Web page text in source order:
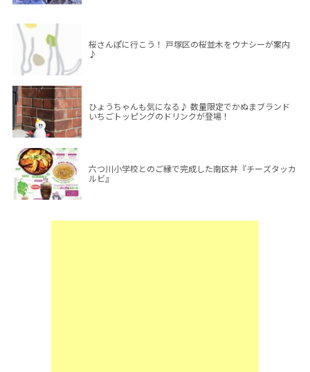
桜さんぽに行こう！ 戸塚区の桜並木をウナシーが案内
♪
ひょうちゃんも気になる♪ 数量限定でかぬまブランド
いちごトッピングのドリンクが登場！
六つ川小学校とのご縁で完成した南区丼『チーズタッカ
ルビ』